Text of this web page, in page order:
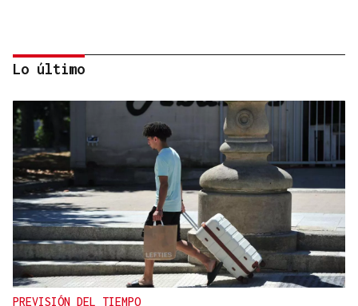
CAMPAMENTO DE VERANO
Amoeiro abre el plazo para su campamento
veraniego
Lo último
PREVISIÓN DEL TIEMPO